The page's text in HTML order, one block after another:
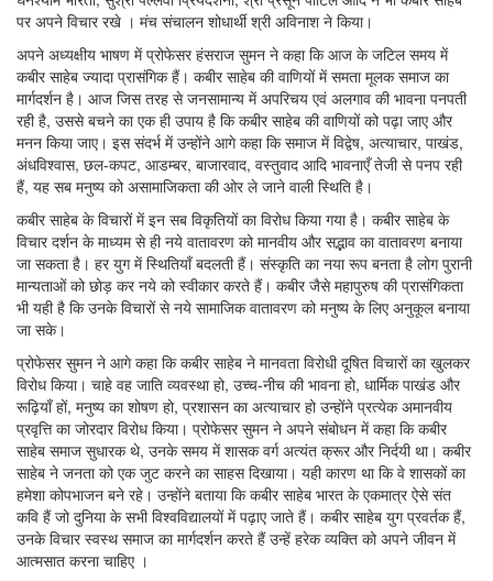
पर अपने विचार रखे । मंच संचालन शोधार्थी श्री अविनाश ने किया।
अपने अध्यक्षीय भाषण में प्रोफेसर हंसराज सुमन ने कहा कि आज के जटिल समय में
कबीर साहेब ज्यादा प्रासंगिक हैं। कबीर साहेब की वाणियों में समता मूलक समाज का
मार्गदर्शन है। आज जिस तरह से जनसामान्य में अपरिचय एवं अलगाव की भावना पनपती
रही है, उससे बचने का एक ही उपाय है कि कबीर साहेब की वाणियों को पढ़ा जाए और
मनन किया जाए। इस संदर्भ में उन्होंने आगे कहा कि समाज में विद्वेष, अत्याचार, पाखंड,
अंधविश्वास, छल-कपट, आडम्बर, बाजारवाद, वस्तुवाद आदि भावनाएँ तेजी से पनप रही
हैं, यह सब मनुष्य को असामाजिकता की ओर ले जाने वाली स्थिति है।
कबीर साहेब के विचारों में इन सब विकृतियों का विरोध किया गया है। कबीर साहेब के
विचार दर्शन के माध्यम से ही नये वातावरण को मानवीय और सद्भाव का वातावरण बनाया
जा सकता है। हर युग में स्थितियाँ बदलती हैं। संस्कृति का नया रूप बनता है लोग पुरानी
मान्यताओं को छोड़ कर नये को स्वीकार करते हैं। कबीर जैसे महापुरुष की प्रासंगिकता
भी यही है कि उनके विचारों से नये सामाजिक वातावरण को मनुष्य के लिए अनुकूल बनाया
जा सके।
प्रोफेसर सुमन ने आगे कहा कि कबीर साहेब ने मानवता विरोधी दूषित विचारों का खुलकर
विरोध किया। चाहे वह जाति व्यवस्था हो, उच्च-नीच की भावना हो, धार्मिक पाखंड और
रूढ़ियाँ हों, मनुष्य का शोषण हो, प्रशासन का अत्याचार हो उन्होंने प्रत्येक अमानवीय
प्रवृत्ति का जोरदार विरोध किया। प्रोफेसर सुमन ने अपने संबोधन में कहा कि कबीर
साहेब समाज सुधारक थे, उनके समय में शासक वर्ग अत्यंत क्रूर और निर्दयी था। कबीर
साहेब ने जनता को एक जुट करने का साहस दिखाया। यही कारण था कि वे शासकों का
हमेशा कोपभाजन बने रहे। उन्होंने बताया कि कबीर साहेब भारत के एकमात्र ऐसे संत
कवि हैं जो दुनिया के सभी विश्वविद्यालयों में पढ़ाए जाते हैं। कबीर साहेब युग प्रवर्तक हैं,
उनके विचार स्वस्थ समाज का मार्गदर्शन करते हैं उन्हें हरेक व्यक्ति को अपने जीवन में
आत्मसात करना चाहिए ।